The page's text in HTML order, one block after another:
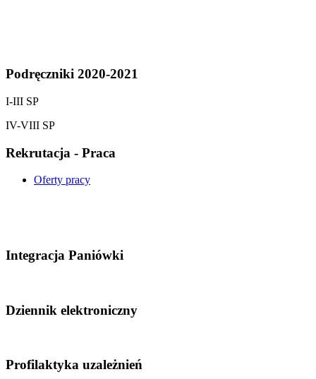
Podręczniki 2020-2021
I-III SP
IV-VIII SP
Rekrutacja - Praca
Oferty pracy
Integracja Paniówki
Dziennik elektroniczny
Profilaktyka uzależnień